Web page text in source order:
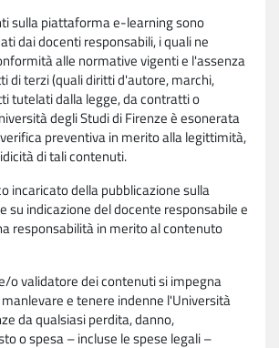
sulla piattaforma e-learning sono
dai docenti responsabili, i quali ne
alle normative vigenti e l'assenza
di terzi (quali diritti d'autore, marchi,
tutelati dalla legge, da contratti o
degli Studi di Firenze è esonerata
preventiva in merito alla legittimità,
di tali contenuti.
incaricato della pubblicazione sulla
su indicazione del docente responsabile e
responsabilità in merito al contenuto
o validatore dei contenuti si impegna
e tenere indenne l'Università
da qualsiasi perdita, danno,
o spesa – incluse le spese legali –